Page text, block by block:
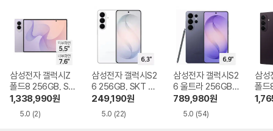
삼성전자 갤럭시Z
폴드8 256GB, SK
T 기기변경 완납
1,338,990원
5.0 (2)
삼성전자 갤럭시S2
6 256GB, SKT 기
기변경 완납
249,190원
5.0 (22)
삼성전자 갤럭시S2
6 울트라 256GB,
SKT 기기변경 완납
789,980원
5.0 (54)
삼성
폴드
GB,